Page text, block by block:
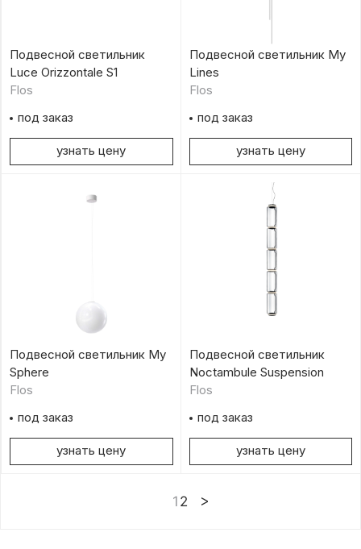
Подвесной светильник
Luce Orizzontale S1
Flos
под заказ
узнать цену
Подвесной светильник My
Lines
Flos
под заказ
узнать цену
Подвесной светильник My
Sphere
Flos
под заказ
узнать цену
Подвесной светильник
Noctambule Suspension
Flos
под заказ
узнать цену
1 2